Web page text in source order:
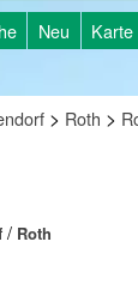
Neu Karte
> Roth >
/ Roth